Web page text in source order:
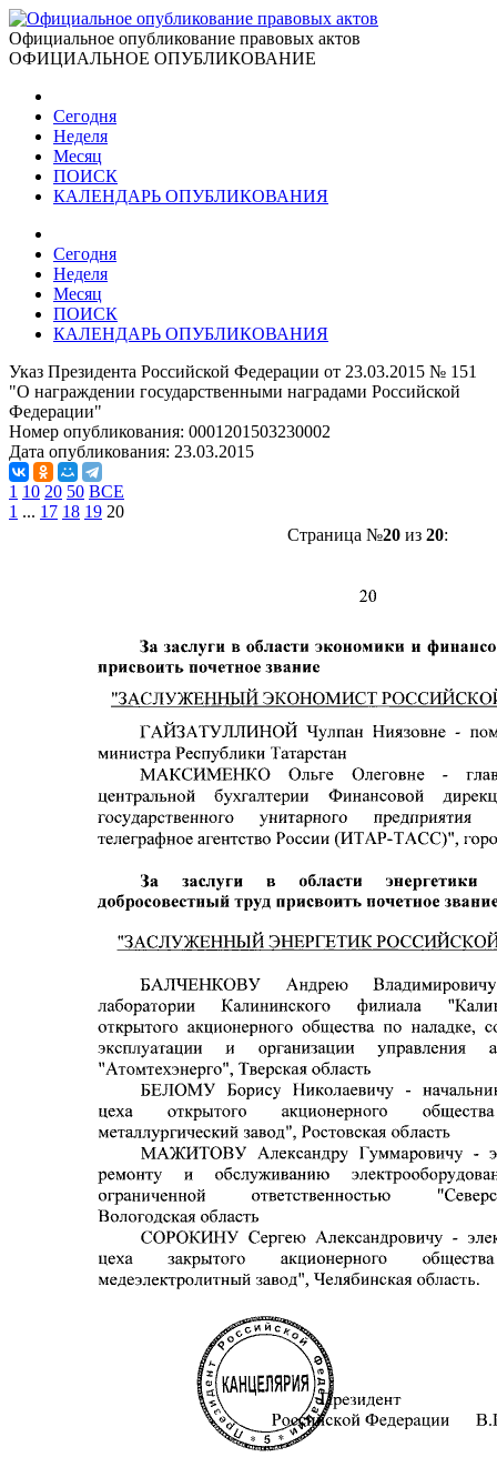
Официальное опубликование правовых актов
ОФИЦИАЛЬНОЕ ОПУБЛИКОВАНИЕ
Сегодня
Неделя
Месяц
ПОИСК
КАЛЕНДАРЬ ОПУБЛИКОВАНИЯ
Сегодня
Неделя
Месяц
ПОИСК
КАЛЕНДАРЬ ОПУБЛИКОВАНИЯ
Указ Президента Российской Федерации от 23.03.2015 № 151
"О награждении государственными наградами Российской
Федерации"
Номер опубликования: 0001201503230002
Дата опубликования: 23.03.2015
1 10 20 50 ВСЕ
1 ... 17 18 19 20
Страница №20из 20: